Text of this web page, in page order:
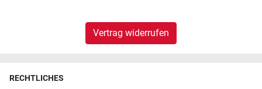
Vertrag widerrufen
RECHTLICHES